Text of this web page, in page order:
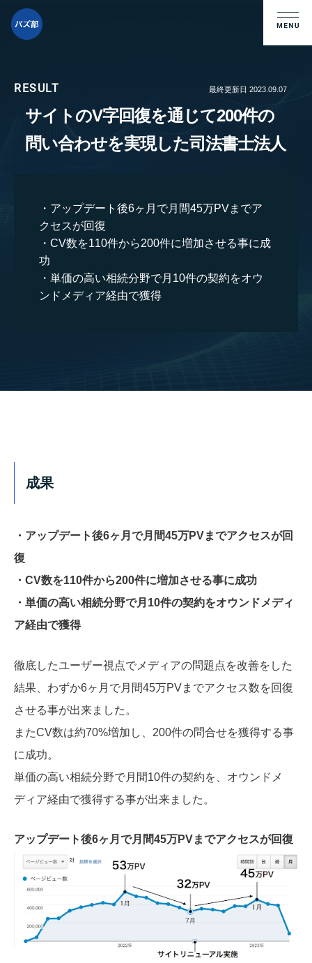
最終更新日 2023.09.07
サイトのV字回復を通じて200件の
問い合わせを実現した司法書士法人
アップデート後6ヶ月で月間45万PVまでア
クセスが回復
CV数を110件から200件に増加させる事に成
功
単価の高い相続分野で月10件の契約をオウ
ンドメディア経由で獲得
成果
・アップデート後6ヶ月で月間45万PVまでアクセスが回
復
・CV数を110件から200件に増加させる事に成功
・単価の高い相続分野で月10件の契約をオウンドメディ
ア経由で獲得
徹底したユーザー視点でメディアの問題点を改善をした
結果、わずか6ヶ月で月間45万PVまでアクセス数を回復
させる事が出来ました。
またCV数は約70%増加し、200件の問合せを獲得する事
に成功。
単価の高い相続分野で月間10件の契約を、オウンドメ
ディア経由で獲得する事が出来ました。
アップデート後6ヶ月で月間45万PVまでアクセスが回復